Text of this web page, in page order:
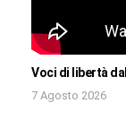
Voci di libertà
7 Agosto 2026